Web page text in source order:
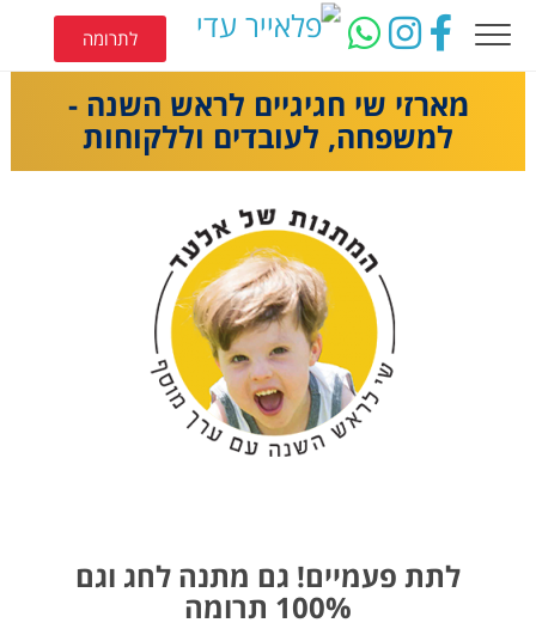
לתרומה
מארזי שי חגיגיים לראש השנה -
למשפחה, לעובדים וללקוחות
לתת פעמיים! גם מתנה לחג וגם
100% תרומה